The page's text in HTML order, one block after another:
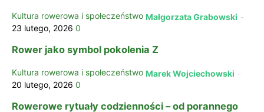
Kultura rowerowa i społeczeństwo Małgorzata Grabowski -
23 lutego, 2026 0
Rower jako symbol pokolenia Z
Kultura rowerowa i społeczeństwo Marek Wojciechowski -
20 lutego, 2026 0
Rowerowe rytuały codzienności – od porannego